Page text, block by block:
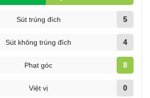
Sút trúng đích 5
Sút không trúng đích 4
Phạt góc 8
Việt vị 0